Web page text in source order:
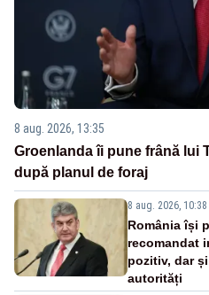
8 aug. 2026, 13:35
Groenlanda îi pune frână lui
după planul de foraj
8 aug. 2026, 10:38
România își
recomandat
pozitiv, dar
autorități